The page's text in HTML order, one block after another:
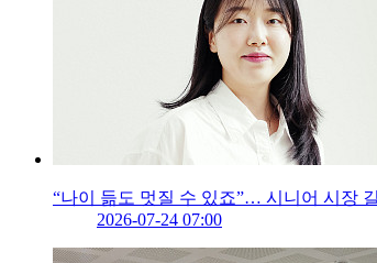
“나이 듦도 멋질 수 있죠”… 시니어 시장
2026-07-24 07:00